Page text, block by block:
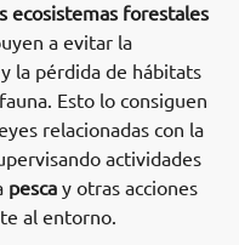
ecosistemas forestales
a evitar la
la pérdida de hábitats
Esto lo consiguen
relacionadas con la
actividades
pesca y otras acciones
al entorno.